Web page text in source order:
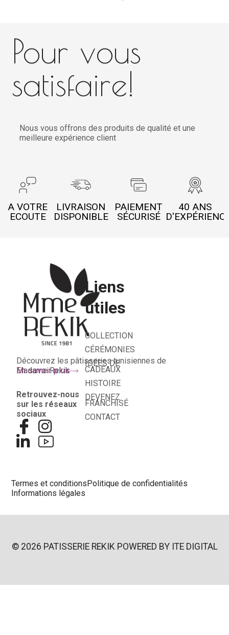
Pour vous
satisfaire!
Nous vous offrons des produits de qualité et une
meilleure expérience client
A VOTRE
ECOUTE
LIVRAISON
DISPONIBLE
PAIEMENT
SÉCURISÉ
40 ANS
Découvrez les pâtisseries tunisiennes de
Madame Rekik
En savoir plus
Retrouvez-nous
sur les réseaux
sociaux
Liens
utiles
COLLECTION
CÉRÉMONIES
IDÉES DE
CADEAUX
HISTOIRE
DEVENEZ
FRANCHISÉ
CONTACT
Termes et conditionsPolitique de confidentialités
Informations légales
© 2026 PATISSERIE REKIK POWERED BY ITE DIGITAL